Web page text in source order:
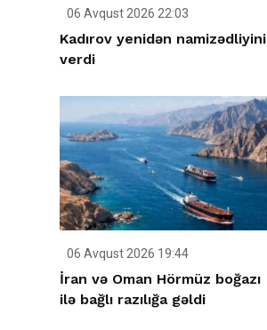
06 Avqust 2026 22:03
Kadırov yenidən namizədliyini
verdi
06 Avqust 2026 19:44
İran və Oman Hörmüz boğazı
ilə bağlı razılığa gəldi